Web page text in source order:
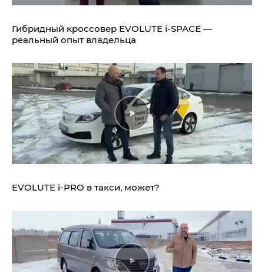
Гибридный кроссовер EVOLUTE i‑SPACE —
реальный опыт владельца
EVOLUTE i‑PRO в такси, может?